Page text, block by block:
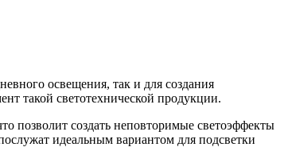
освещения, так и для создания
такой светотехнической продукции.
позволит создать неповторимые светоэффекты
идеальным вариантом для подсветки